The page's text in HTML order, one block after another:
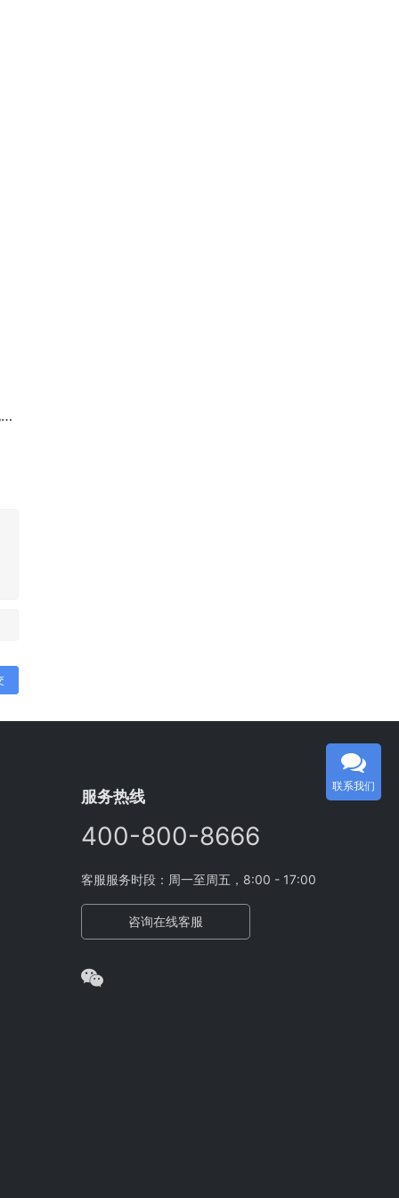
服务热线
400-800-8666
客服服务时段：周一至周五，8:00 - 17:00
咨询在线客服
联系我们